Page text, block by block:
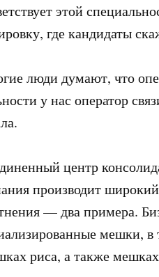
этой
где кандидаты
люди думают, что
у нас оператор
центр
производит
— два примера.
мешки, в
риса, а также